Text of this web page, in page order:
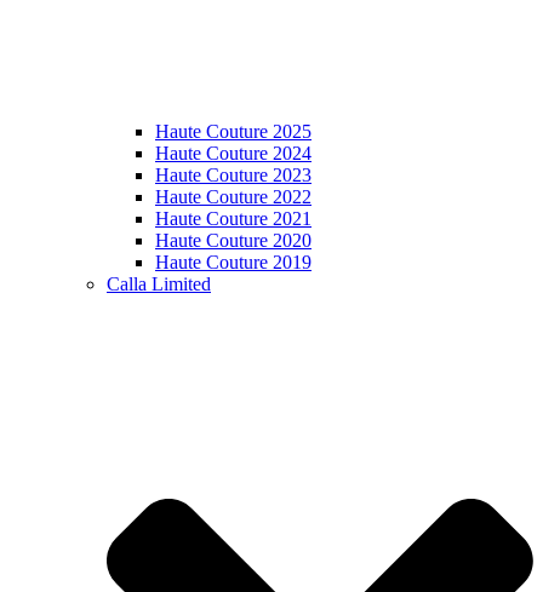
Haute Couture 2025
Haute Couture 2024
Haute Couture 2023
Haute Couture 2022
Haute Couture 2021
Haute Couture 2020
Haute Couture 2019
Calla Limited